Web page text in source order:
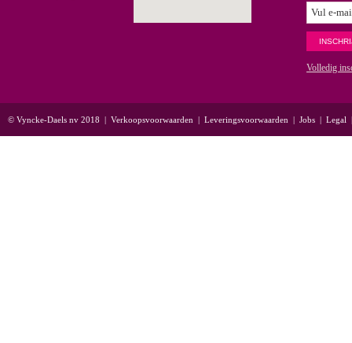
Volledig
© Vyncke-Daels nv 2018 | Verkoopsvoorwaarden | Leveringsvoorwaarden | Jobs | Legal